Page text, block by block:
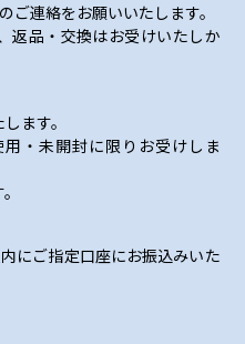
ご連絡をお願いいたします。
返品・交換はお受けいたしか
ます。
・未開封に限りお受けしま
にご指定口座にお振込みいた